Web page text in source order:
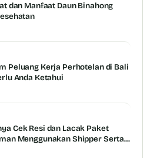
dan Manfaat Daun Binahong
Peluang Kerja Perhotelan di Bali
Anda Ketahui
Cek Resi dan Lacak Paket
Menggunakan Shipper Serta